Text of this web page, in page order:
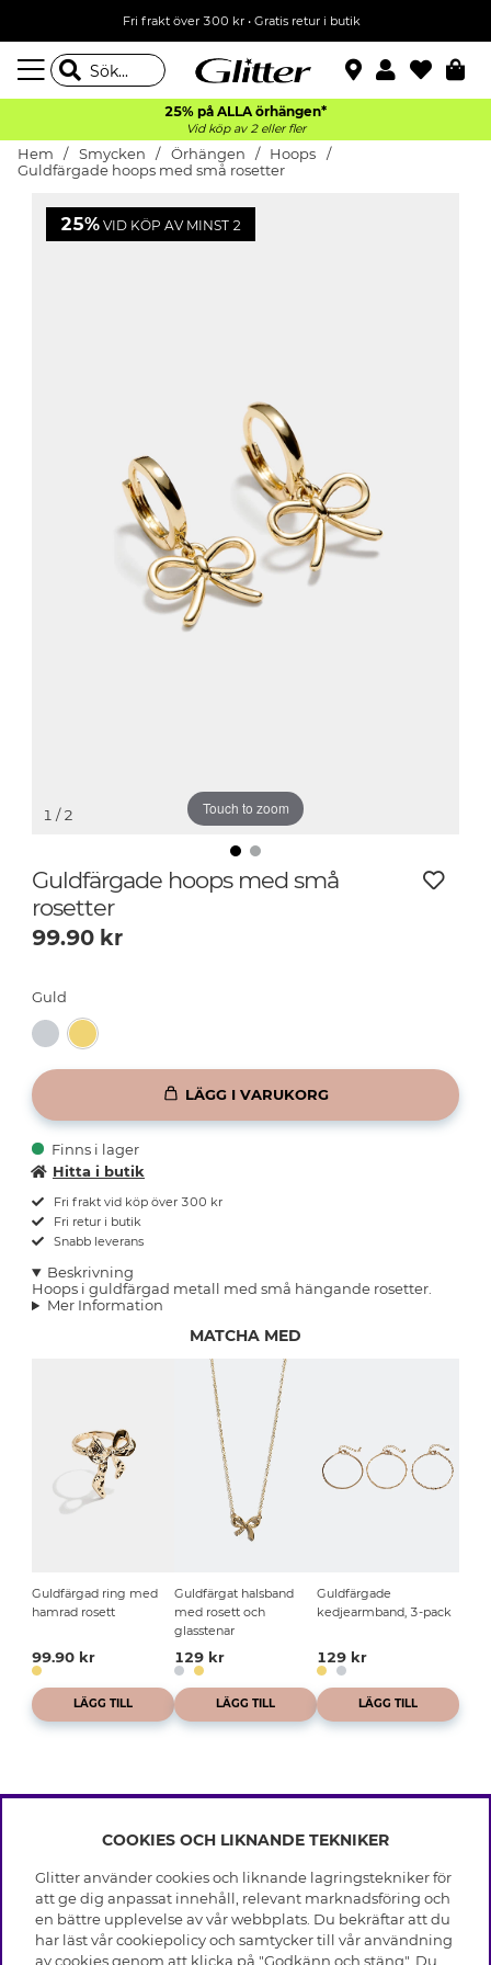
Fri frakt över 300 kr• Gratis retur i butik
25% på ALLA örhängen*
Vid köp av 2 eller fler
Hem Smycken Örhängen
Hoops
Guldfärgade hoops med små rosetter
25% VID KÖP AV MINST 2
Touch to zoom
1 / 2
Guldfärgade hoops med små
rosetter
99.90 kr
Guld
LÄGG I VARUKORG
Finns i lager
Hitta i butik
Fri frakt vid köp över 300 kr
Fri retur i butik
Snabb leverans
Beskrivning
Hoops i guldfärgad metall med små hängande rosetter.
Mer Information
MATCHA MED
Guldfärgad ring med
hamrad rosett
99.90 kr
LÄGG TILL
Guldfärgat halsband
med rosett och
glasstenar
129 kr
LÄGG TILL
Guldfärgade
kedjearmband, 3-pack
129 kr
LÄGG TILL
INFO
Leverans
Villkor
Integritetspolicy
Cookies
OM GLITTER
Black Friday
COOKIES OCH LIKNANDE TEKNIKER
Glitter använder cookies och liknande lagringstekniker för
att ge dig anpassat innehåll, relevant marknadsföring och
en bättre upplevelse av vår webbplats. Du bekräftar att du
har läst vår cookiepolicy och samtycker till vår användning
av cookies genom att klicka på "Godkänn och stäng". Du